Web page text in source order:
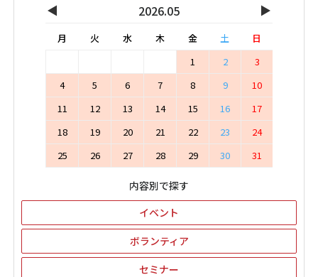
◀ 2026.05 ▶
月 火 水 木 金 土
日
1
2
3
4
5 6 7 8 9
10
11
12 13 14 15 16
17
18
19 20 21 22 23
24
25
26 27 28 29 30 31
内容別で探す
イベント
ボランティア
セミナー